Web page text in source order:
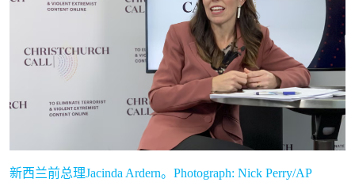
新西兰前总理Jacinda Ardern。Photograph: Nick Perry/AP